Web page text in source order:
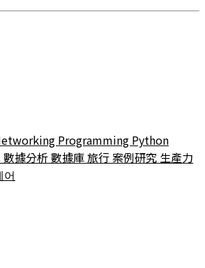
Programming Python
數據分析數據庫旅行案例研究 生產力
어